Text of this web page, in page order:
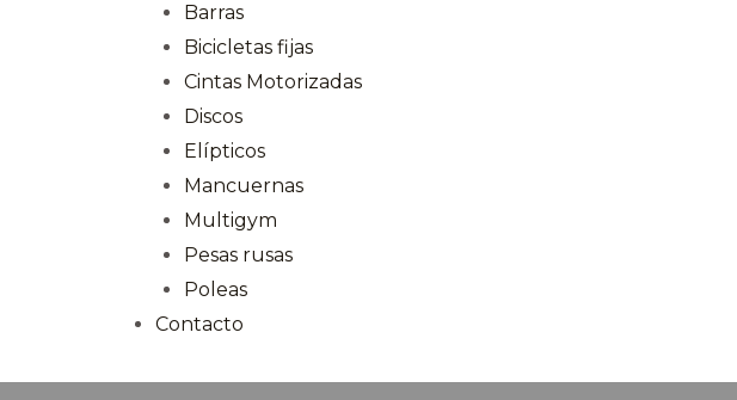
Barras
Bicicletas fijas
Cintas Motorizadas
Discos
Elípticos
Mancuernas
Multigym
Pesas rusas
Poleas
Contacto